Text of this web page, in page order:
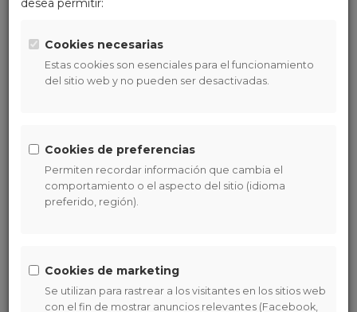
01/08/2025
¿No tienes claro si hacer un curso básico de
Mindfulness?.
Con tu respiración y su capacidad para calmar
tu mente.
desea permitir:
Cookies necesarias
Estas cookies son esenciales para el funcionamiento
del sitio web y no pueden ser desactivadas.
Cookies de preferencias
Permiten recordar información que cambia el
comportamiento o el aspecto del sitio (idioma
preferido, región).
Cookies de marketing
Se utilizan para rastrear a los visitantes en los sitios web
con el fin de mostrar anuncios relevantes (Facebook,